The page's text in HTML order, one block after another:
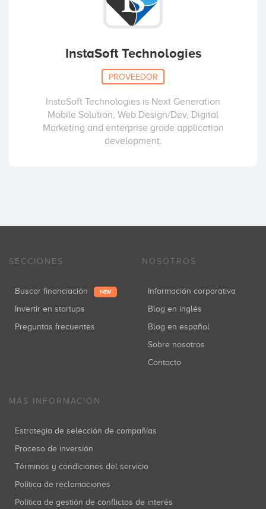
InstaSoft Technologies
PROVEEDOR
InstaSoft Technologies is Next Generation
Mobile Solution, Web Design/Dev, Digital
Marketing and enterprise grade application
development.
SECCIONES
Buscar financiación NEW
Invertir en startups
Preguntas frecuentes
NOSOTROS
Información corporativa
Blog en inglés
Blog en español
Sobre nosotros
Contacto
MÁS INFORMACIÓN
Estrategia de selección de compañías
Proceso de inversión
Términos y condiciones del servicio
Política de reclamaciones
Política de gestión de conflictos de interés